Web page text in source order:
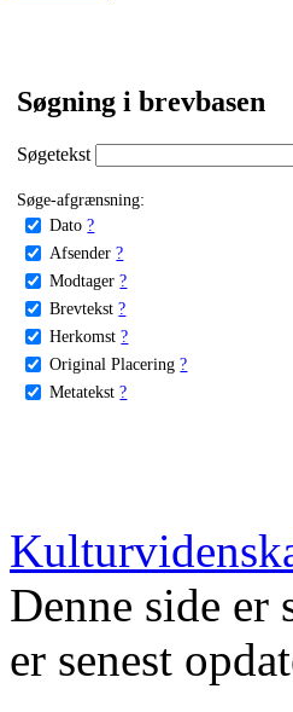
Søgning i brevbasen
Søgetekst
Søge-afgrænsning:
Dato ?
Afsender ?
Modtager ?
Brevtekst ?
Herkomst ?
Original Placering ?
Metatekst ?
Denne side er
er senest